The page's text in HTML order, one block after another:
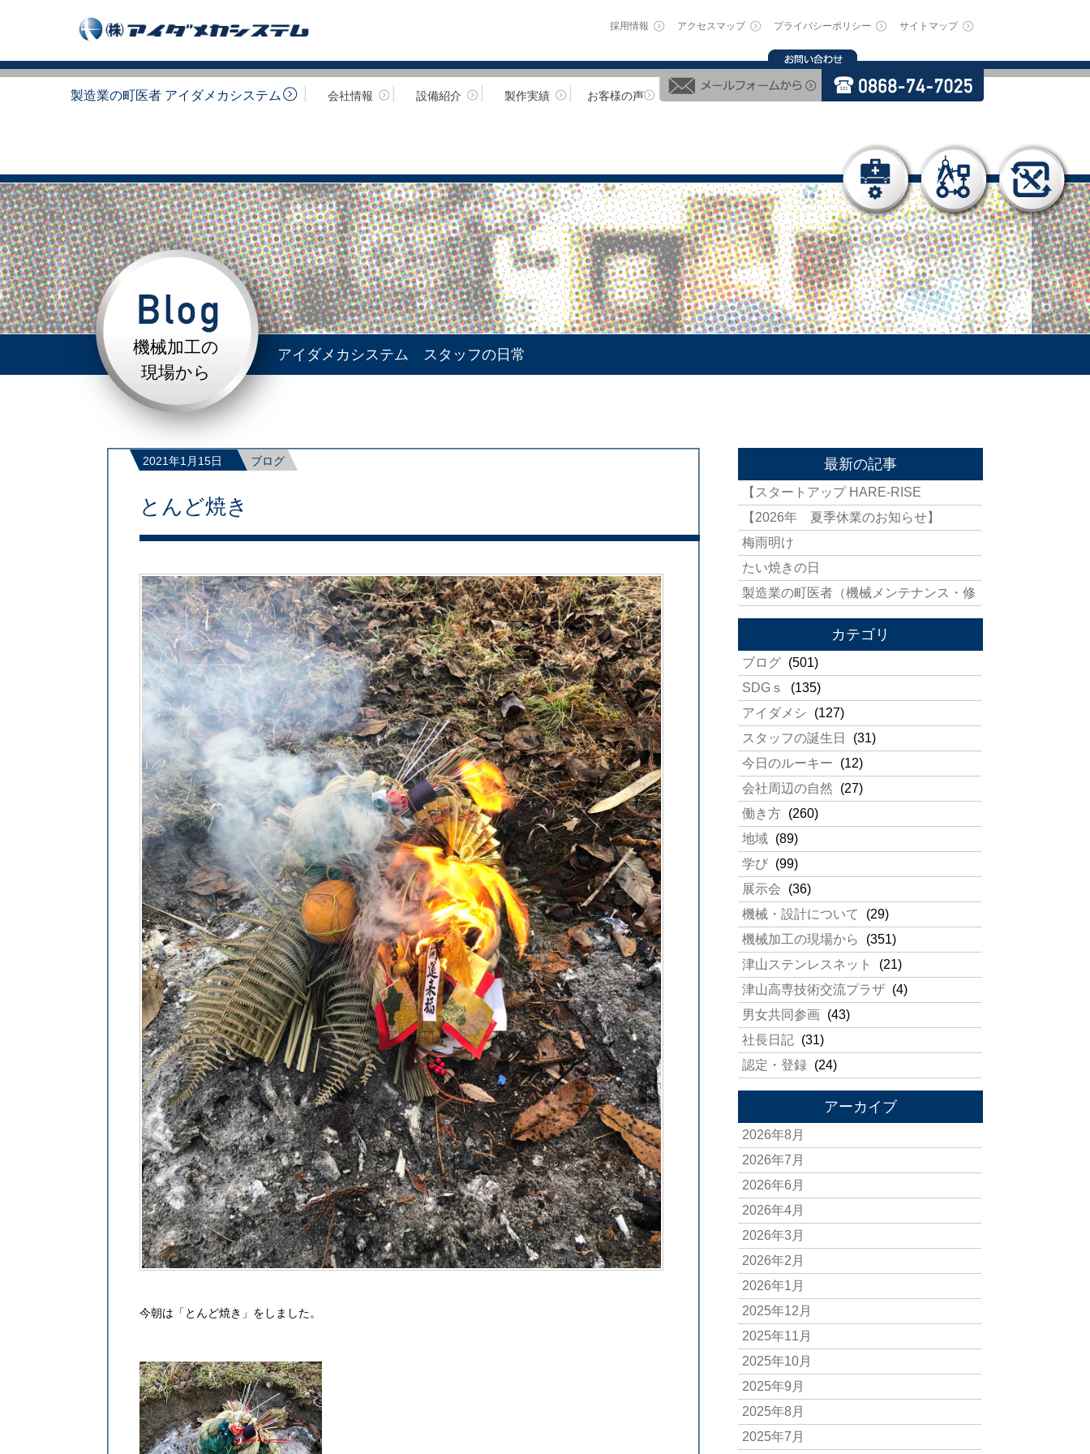
採用情報 アクセスマップ プライバシーポリシー サイトマップ
製造業の町医者 アイダメカシステム 会社情報 設備紹介 製作実績 お客様の声
機械加工の
現場から
アイダメカシステム スタッフの日常
2021年1月15日 ブログ
とんど焼き
今朝は「とんど焼き」をしました。
最新の記事
【スタートアップ HARE-RISE
【2026年 夏季休業のお知らせ】
梅雨明け
たい焼きの日
製造業の町医者（機械メンテナンス・修
カテゴリ
ブログ (501)
SDGｓ
(135)
アイダメシ
(127)
スタッフの誕生日
(31)
今日のルーキー
(12)
会社周辺の自然
(27)
働き方 (260)
地域 (89)
学び (99)
展示会
(36)
機械・設計について
(29)
機械加工の現場から
(351)
津山ステンレスネット
(21)
津山高専技術交流プラザ (4)
男女共同参画 (43)
社長日記 (31)
認定・登録 (24)
アーカイブ
2026年8月
2026年7月
2026年6月
2026年4月
2026年3月
2026年2月
2026年1月
2025年12月
2025年11月
2025年10月
2025年9月
2025年8月
2025年7月